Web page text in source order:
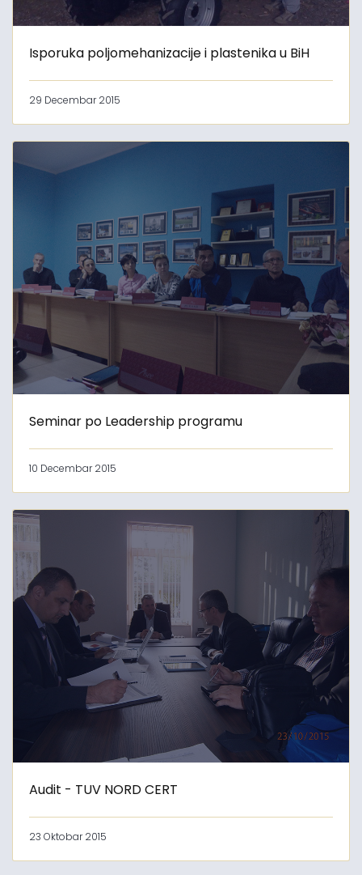
Isporuka poljomehanizacije i plastenika u BiH
29 Decembar 2015
Seminar po Leadership programu
10 Decembar 2015
Audit - TUV NORD CERT
23 Oktobar 2015